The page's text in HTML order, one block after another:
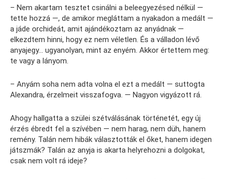
– Nem akartam tesztet csinálni a beleegyezésed nélkül —
tette hozzá —, de amikor megláttam a nyakadon a medált —
a jáde orchideát, amit ajándékoztam az anyádnak —
elkezdtem hinni, hogy ez nem véletlen. És a válladon lévő
anyajegy… ugyanolyan, mint az enyém. Akkor értettem meg:
te vagy a lányom.
– Anyám soha nem adta volna el ezt a medált — suttogta
Alexandra, érzelmeit visszafogva. — Nagyon vigyázott rá.
Ahogy hallgatta a szülei szétválásának történetét, egy új
érzés ébredt fel a szívében — nem harag, nem düh, hanem
remény. Talán nem hibák választották el őket, hanem idegen
játszmák? Talán az anyja is akarta helyrehozni a dolgokat,
csak nem volt rá ideje?